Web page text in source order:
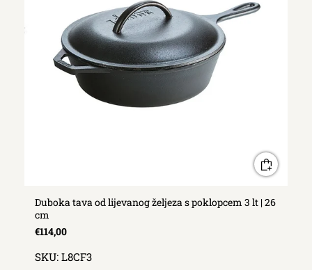
Duboka tava od lijevanog željeza s poklopcem 3 lt | 26
cm
€114,00
SKU: L8CF3